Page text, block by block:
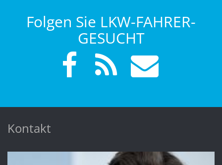
Folgen Sie LKW-FAHRER-
GESUCHT
Kontakt